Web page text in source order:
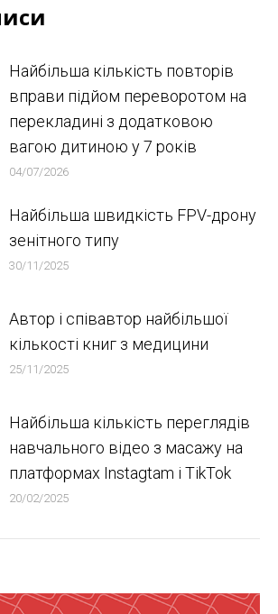
Найбільша кількість повторів
вправи підйом переворотом на
перекладині з додатковою
вагою дитиною у 7 років
04/07/2026
Найбільша швидкість FPV-дрону
зенітного типу
30/11/2025
Автор і співавтор найбільшої
кількості книг з медицини
25/11/2025
Найбільша кількість переглядів
навчального відео з масажу на
платформах Instagtam i TikTok
20/02/2025